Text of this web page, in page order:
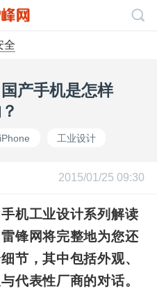
全
产手机是怎样
iPhone 工业设计
2015/01/25 09:30
机工业设计系列解读
锋网将完整地为您还
节，其中包括外观、
代表性厂商的对话。